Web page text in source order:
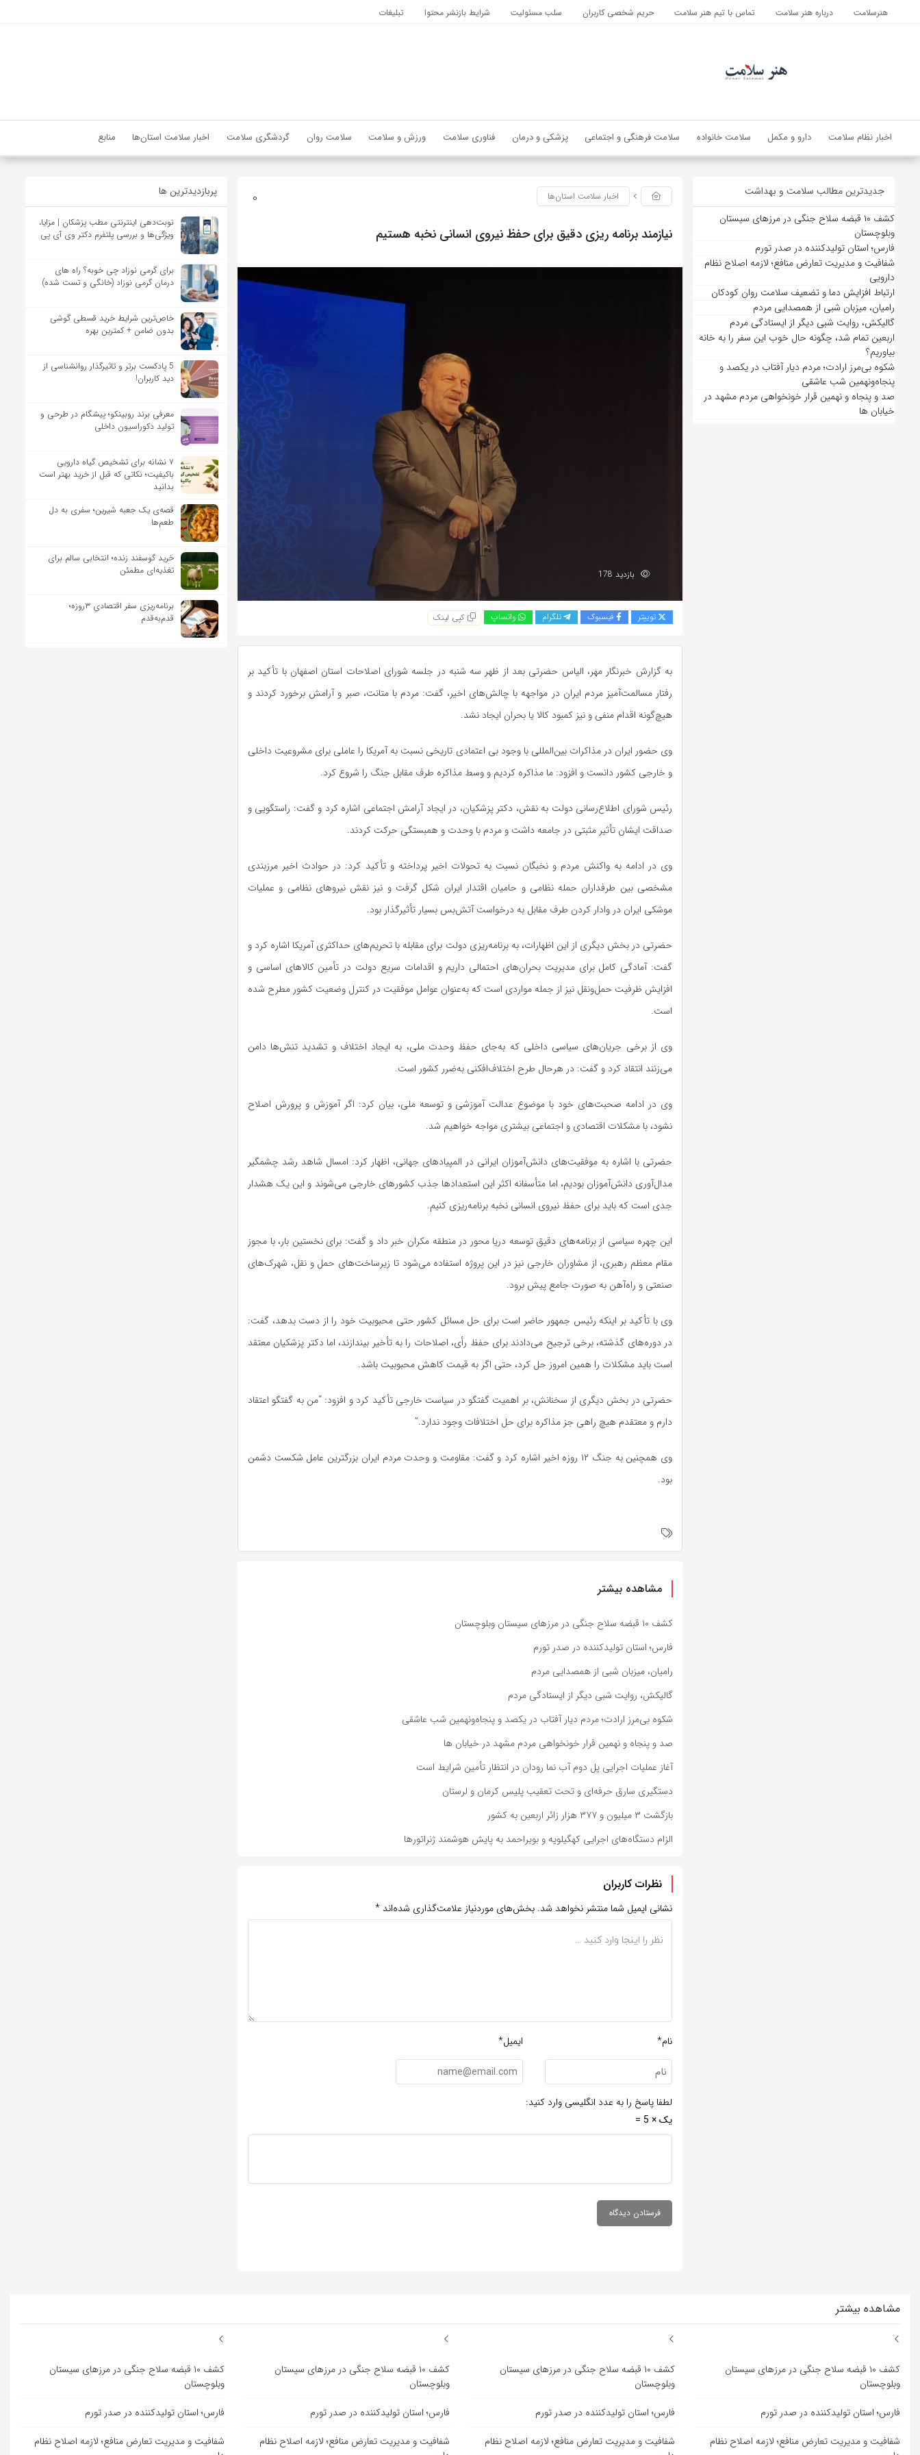
هنرسلامت درباره هنر سلامت تماس با تیم هنر سلامت حریم شخصی کاربران سلب مسئولیت شرایط بازنشر محتوا تبلیغات
اخبار نظام سلامت دارو و مکمل سلامت خانواده سلامت فرهنگی و اجتماعی پزشکی و درمان فناوری سلامت ورزش و سلامت سلامت روان گردشگری سلامت اخبار سلامت استان‌ها منابع
جدیدترین مطالب سلامت و بهداشت
کشف ۱۰ قبضه سلاح جنگی در مرزهای سیستان
وبلوچستان
فارس؛ استان تولیدکننده در صدر تورم
شفافیت و مدیریت تعارض منافع؛ لازمه اصلاح نظام
دارویی
ارتباط افزایش دما و تضعیف سلامت روان کودکان
رامیان، میزبان شبی از همصدایی مردم
گالیکش، روایت شبی دیگر از ایستادگی مردم
اربعین تمام شد، چگونه حال خوب این سفر را به خانه
بیاوریم؟
شکوه بی‌مرز ارادت؛ مردم دیار آفتاب در یکصد و
پنجاه‌ونهمین شب عاشقی
صد و پنجاه و نهمین قرار خونخواهی مردم مشهد در
خیابان ها
0 اخبار سلامت استان‌ها
نیازمند برنامه ریزی دقیق برای حفظ نیروی انسانی نخبه هستیم
بازدید 178
توییتر فیسبوک تلگرام واتساپ کپی لینک
به گزارش خبرنگار مهر، الیاس حضرتی بعد از ظهر سه شنبه در جلسه شورای اصلاحات استان اصفهان با تأکید بر
رفتار مسالمت‌آمیز مردم ایران در مواجهه با چالش‌های اخیر، گفت: مردم با متانت، صبر و آرامش برخورد کردند و
هیچ‌گونه اقدام منفی و نیز کمبود کالا یا بحران ایجاد نشد.
وی حضور ایران در مذاکرات بین‌المللی با وجود بی اعتمادی تاریخی نسبت به آمریکا را عاملی برای مشروعیت داخلی
و خارجی کشور دانست و افزود: ما مذاکره کردیم و وسط مذاکره طرف مقابل جنگ را شروع کرد.
رئیس شورای اطلاع‌رسانی دولت به نقش، دکتر پزشکیان، در ایجاد آرامش اجتماعی اشاره کرد و گفت: راستگویی و
صداقت ایشان تأثیر مثبتی در جامعه داشت و مردم با وحدت و همبستگی حرکت کردند.
وی در ادامه به واکنش مردم و نخبگان نسبت به تحولات اخیر پرداخته و تأکید کرد: در حوادث اخیر مرزبندی
مشخصی بین طرفداران حمله نظامی و حامیان اقتدار ایران شکل گرفت و نیز نقش نیروهای نظامی و عملیات
موشکی ایران در وادار کردن طرف مقابل به درخواست آتش‌بس بسیار تأثیرگذار بود.
حضرتی در بخش دیگری از این اظهارات، به برنامه‌ریزی دولت برای مقابله با تحریم‌های حداکثری آمریکا اشاره کرد و
گفت: آمادگی کامل برای مدیریت بحران‌های احتمالی داریم و اقدامات سریع دولت در تأمین کالاهای اساسی و
افزایش ظرفیت حمل‌ونقل نیز از جمله مواردی است که به‌عنوان عوامل موفقیت در کنترل وضعیت کشور مطرح شده
است.
وی از برخی جریان‌های سیاسی داخلی که به‌جای حفظ وحدت ملی، به ایجاد اختلاف و تشدید تنش‌ها دامن
می‌زنند انتقاد کرد و گفت: در هرحال طرح اختلاف‌افکنی به‌ضرر کشور است.
وی در ادامه صحبت‌های خود با موضوع عدالت آموزشی و توسعه ملی، بیان کرد: اگر آموزش و پرورش اصلاح
نشود، با مشکلات اقتصادی و اجتماعی بیشتری مواجه خواهیم شد.
حضرتی با اشاره به موفقیت‌های دانش‌آموزان ایرانی در المپیادهای جهانی، اظهار کرد: امسال شاهد رشد چشمگیر
مدال‌آوری دانش‌آموزان بودیم، اما متأسفانه اکثر این استعدادها جذب کشورهای خارجی می‌شوند و این یک هشدار
جدی است که باید برای حفظ نیروی انسانی نخبه برنامه‌ریزی کنیم.
این چهره سیاسی از برنامه‌های دقیق توسعه دریا محور در منطقه مکران خبر داد و گفت: برای نخستین بار، با مجوز
مقام معظم رهبری، از مشاوران خارجی نیز در این پروژه استفاده می‌شود تا زیرساخت‌های حمل و نقل، شهرک‌های
صنعتی و راه‌آهن به صورت جامع پیش برود.
وی با تأکید بر اینکه رئیس جمهور حاضر است برای حل مسائل کشور حتی محبوبیت خود را از دست بدهد، گفت:
در دوره‌های گذشته، برخی ترجیح می‌دادند برای حفظ رأی، اصلاحات را به تأخیر بیندازند، اما دکتر پزشکیان معتقد
است باید مشکلات را همین امروز حل کرد، حتی اگر به قیمت کاهش محبوبیت باشد.
حضرتی در بخش دیگری از سخنانش، بر اهمیت گفتگو در سیاست خارجی تأکید کرد و افزود: “من به گفتگو اعتقاد
دارم و معتقدم هیچ راهی جز مذاکره برای حل اختلافات وجود ندارد.”
وی همچنین به جنگ ۱۲ روزه اخیر اشاره کرد و گفت: مقاومت و وحدت مردم ایران بزرگترین عامل شکست دشمن
بود.
مشاهده بیشتر
کشف ۱۰ قبضه سلاح جنگی در مرزهای سیستان وبلوچستان
فارس؛ استان تولیدکننده در صدر تورم
رامیان، میزبان شبی از همصدایی مردم
گالیکش، روایت شبی دیگر از ایستادگی مردم
شکوه بی‌مرز ارادت؛ مردم دیار آفتاب در یکصد و پنجاه‌ونهمین شب عاشقی
صد و پنجاه و نهمین قرار خونخواهی مردم مشهد در خیابان ها
آغاز عملیات اجرایی پل دوم آب نما رودان در انتظار تأمین شرایط است
دستگیری سارق حرفه‌ای و تحت تعقیب پلیس کرمان و لرستان
بازگشت ۳ میلیون و ۳۷۷ هزار زائر اربعین به کشور
الزام دستگاه‌های اجرایی کهگیلویه و بویراحمد به پایش هوشمند ژنراتورها
نظرات کاربران
نشانی ایمیل شما منتشر نخواهد شد. بخش‌های موردنیاز علامت‌گذاری شده‌اند *
نام* ایمیل*
لطفا پاسخ را به عدد انگلیسی وارد کنید:
یک × 5 =
پربازدیدترین ها
نوبت‌دهی اینترنتی مطب پزشکان | مزایا،
ویژگی‌ها و بررسی پلتفرم دکتر وی آی پی
برای گرمی نوزاد چی خوبه؟ راه های
درمان گرمی نوزاد (خانگی و تست شده)
خاص‌ترین شرایط خرید قسطی گوشی
بدون ضامن + کمترین بهره
5 پادکست برتر و تاثیرگذار روانشناسی از
دید کاربران!
معرفی برند روبینکو؛ پیشگام در طرحی و
تولید دکوراسیون داخلی
۷ نشانه برای تشخیص گیاه دارویی
باکیفیت؛ نکاتی که قبل از خرید بهتر است
بدانید
قصه‌ی یک جعبه شیرین؛ سفری به دل
طعم‌ها
خرید گوسفند زنده؛ انتخابی سالم برای
تغذیه‌ای مطمئن
برنامه‌ریزی سفر اقتصادیِ ۳روزه؛
قدم‌به‌قدم
مشاهده بیشتر
کشف ۱۰ قبضه سلاح جنگی در مرزهای سیستان
وبلوچستان
فارس؛ استان تولیدکننده در صدر تورم
شفافیت و مدیریت تعارض منافع؛ لازمه اصلاح نظام
کشف ۱۰ قبضه سلاح جنگی در مرزهای سیستان
وبلوچستان
فارس؛ استان تولیدکننده در صدر تورم
شفافیت و مدیریت تعارض منافع؛ لازمه اصلاح نظام
کشف ۱۰ قبضه سلاح جنگی در مرزهای سیستان
وبلوچستان
فارس؛ استان تولیدکننده در صدر تورم
شفافیت و مدیریت تعارض منافع؛ لازمه اصلاح نظام
کشف ۱۰ قبضه سلاح جنگی در مرزهای سیستان
وبلوچستان
فارس؛ استان تولیدکننده در صدر تورم
شفافیت و مدیریت تعارض منافع؛ لازمه اصلاح نظام